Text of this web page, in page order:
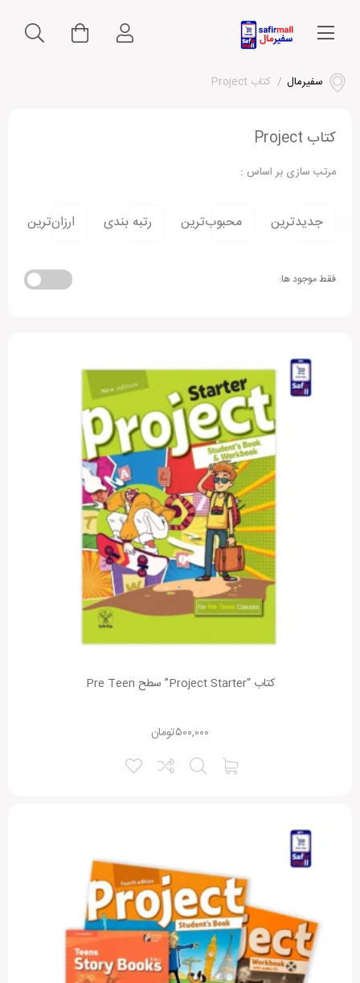
سفیرمال / کتاب Project
کتاب Project
مرتب سازی بر اساس :
جدیدترین محبوب‌ترین رتبه بندی ارزان‌ترین
فقط موجود ها:
کتاب “Project Starter” سطح Pre Teen
تومان۵۰۰,۰۰۰